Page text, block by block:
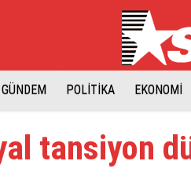
GÜNDEM POLİTİKA EKONOMİ
tansiyon